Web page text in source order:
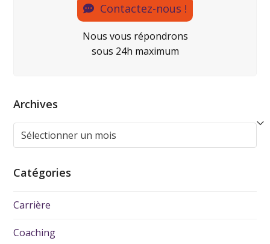
Contactez-nous !
Nous vous répondrons
sous 24h maximum
Archives
Catégories
Carrière
Coaching